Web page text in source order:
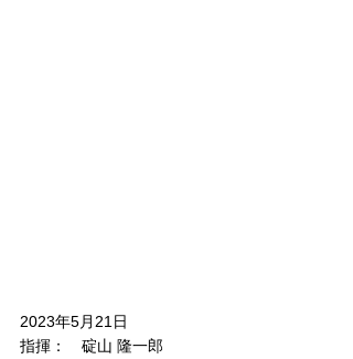
2023年5月21日
指揮：　碇山 隆一郎